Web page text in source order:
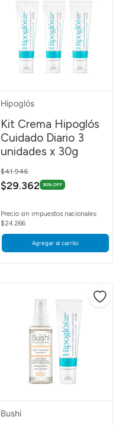
Hipoglós
Kit Crema Hipoglós
Cuidado Diario 3
unidades x 30g
Price reduced from
$41.946
$29.362 30% OFF
Precio sin impuestos nacionales:
$24.266
Agregar al carrito
Bushi